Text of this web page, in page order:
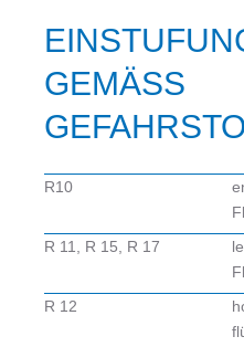
GEMÄSS G
R10
R 11, R 15, R 17
R 12